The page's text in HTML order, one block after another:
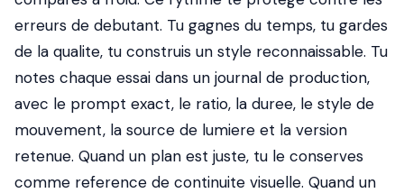
erreurs de debutant. Tu gagnes du temps, tu gardes
de la qualite, tu construis un style reconnaissable. Tu
notes chaque essai dans un journal de production,
avec le prompt exact, le ratio, la duree, le style de
mouvement, la source de lumiere et la version
retenue. Quand un plan est juste, tu le conserves
comme reference de continuite visuelle. Quand un